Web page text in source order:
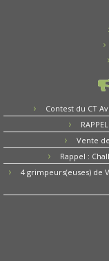
Contest du CT
Vente
Rappel :
4 grimpeurs(euses) de